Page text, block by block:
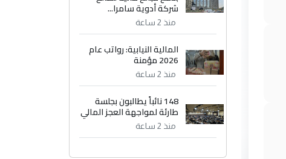
شركة أدوية سامرا...
منذ 2 ساعة
المالية النيابية: رواتب عام
2026 مؤمنة
منذ 2 ساعة
148 نائباً يطالبون بجلسة
طارئة لمواجهة العجز المالي
منذ 2 ساعة